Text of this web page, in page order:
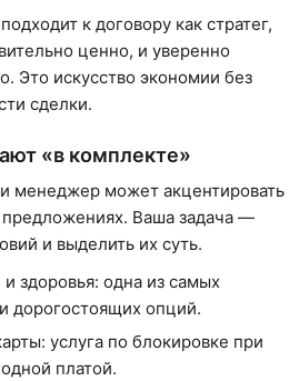
к договору как стратег,
ценно, и уверенно
Это искусство экономии без
сделки.
«в комплекте»
менеджер может акцентировать
Ваша задача —
и выделить их суть.
здоровья: одна из самых
дорогостоящих опций.
услуга по блокировке при
платой.